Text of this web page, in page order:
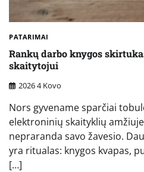
PATARIMAI
Rankų darbo knygos
skaitytojui
2026 4 Kovo
Nors gyvename sparčiai
elektroninių skaityklių
nepraranda savo žavesio.
yra ritualas: knygos kvapas,
[…]